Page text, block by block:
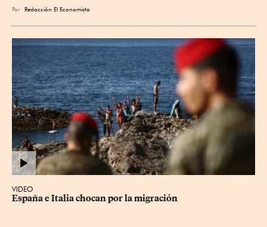
Por Redacción El Economista
VIDEO
España e Italia chocan por la migración